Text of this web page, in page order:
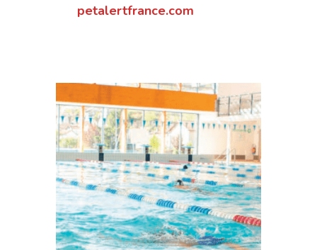
petalertfrance.com